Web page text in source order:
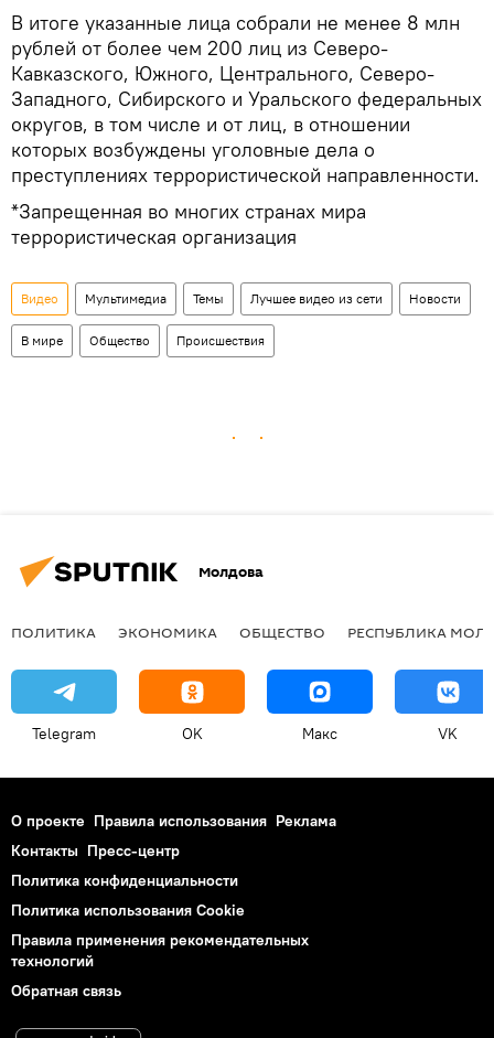
В итоге указанные лица собрали не менее 8 млн
рублей от более чем 200 лиц из Северо-
Кавказского, Южного, Центрального, Северо-
Западного, Сибирского и Уральского федеральных
округов, в том числе и от лиц, в отношении
которых возбуждены уголовные дела о
преступлениях террористической направленности.
*Запрещенная во многих странах мира
террористическая организация
Видео Мультимедиа Темы Лучшее видео из сети Новости
В мире Общество Происшествия
Молдова
ПОЛИТИКА ЭКОНОМИКА ОБЩЕСТВО РЕСПУБЛИКА
Telegram OK Макс VK
О проекте Правила использования Реклама
Контакты Пресс-центр
Политика конфиденциальности
Политика использования Cookie
Правила применения рекомендательных
технологий
Обратная связь